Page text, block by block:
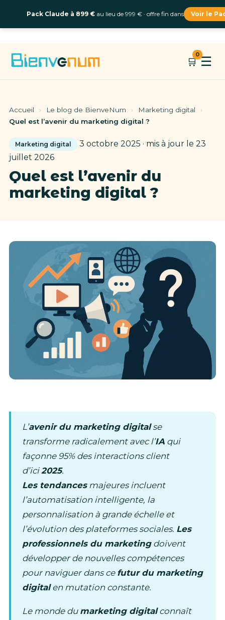
🛒
0
☰
Accueil › Le blog de BienveNum › Marketing digital
›
Quel est l’avenir du marketing digital ?
Marketing digital
3 octobre 2025 · mis à jour le 23
juillet 2026
Quel est l’avenir du
marketing digital ?
L’avenir du marketing digitalse
transforme radicalement avec l’IA qui
façonne 95% des interactions client
d’ici 2025.
Les tendancesmajeures incluent
l’automatisation intelligente, la
personnalisation à grande échelle et
l’évolution des plateformes sociales. Les
professionnels du marketingdoivent
développer de nouvelles compétences
pour naviguer dans ce futur du marketing
digitalen mutation constante.
Le monde du marketing digitalconnaît
Pack Claude à 899 €au lieu de 999 € · offre fin dans Voir le